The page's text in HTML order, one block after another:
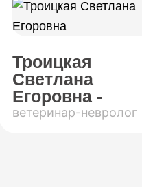
Троицкая
Светлана
Егоровна -
ветеринар-невролог